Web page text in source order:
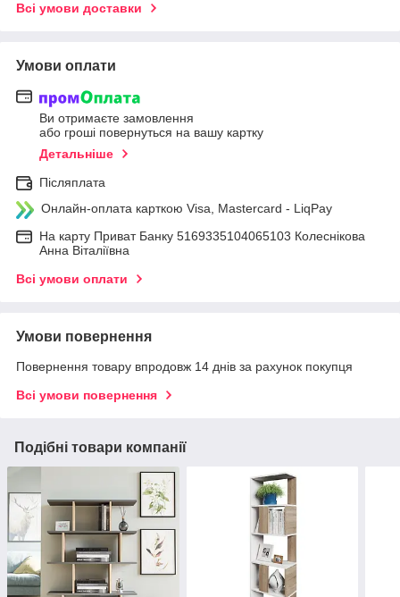
Всі умови доставки
Умови оплати
Ви отримаєте замовлення
або гроші повернуться на вашу картку
Детальніше
Післяплата
Онлайн-оплата карткою Visa, Mastercard - LiqPay
На карту Приват Банку 5169335104065103 Колеснікова
Анна Віталіївна
Всі умови оплати
Умови повернення
Повернення товару впродовж 14 днів за рахунок покупця
Всі умови повернення
Подібні товари компанії